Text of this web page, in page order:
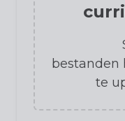
bestanden
te